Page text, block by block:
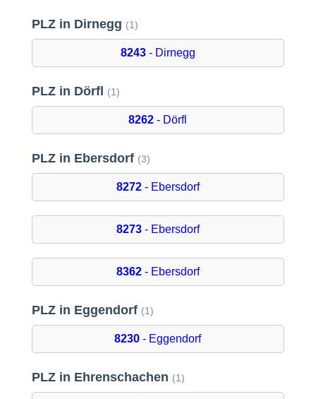
PLZ in Dirnegg (1)
8243- Dirnegg
PLZ in Dörfl (1)
8262 - Dörfl
PLZ in Ebersdorf (3)
8272- Ebersdorf
8273- Ebersdorf
8362- Ebersdorf
PLZ in Eggendorf (1)
8230 - Eggendorf
PLZ in Ehrenschachen (1)